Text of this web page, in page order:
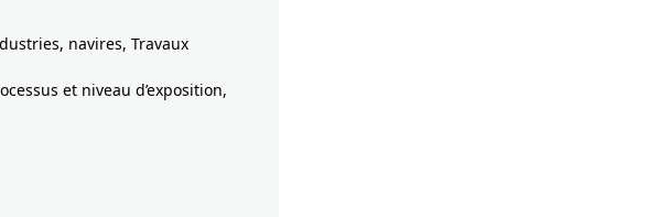
navires, Travaux
et niveau d’exposition,